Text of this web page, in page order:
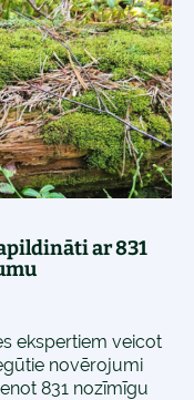
ar 831
ekspertiem veicot
novērojumi
831 nozīmīgu